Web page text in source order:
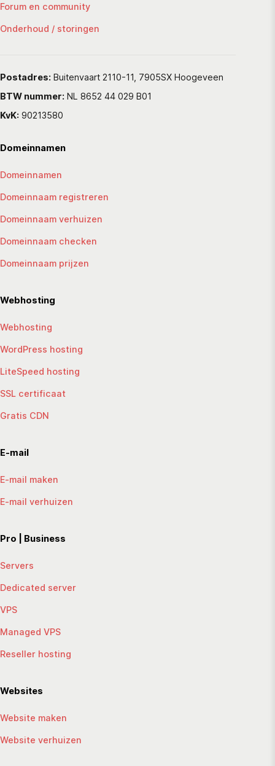
Forum en community
Onderhoud / storingen
Postadres: Buitenvaart 2110-11, 7905SX Hoogeveen
BTW nummer: NL 8652 44 029 B01
KvK: 90213580
Domeinnamen
Domeinnamen
Domeinnaam registreren
Domeinnaam verhuizen
Domeinnaam checken
Domeinnaam prijzen
Webhosting
Webhosting
WordPress hosting
LiteSpeed hosting
SSL certificaat
Gratis CDN
E-mail
E-mail maken
E-mail verhuizen
Pro | Business
Servers
Dedicated server
VPS
Managed VPS
Reseller hosting
Websites
Website maken
Website verhuizen